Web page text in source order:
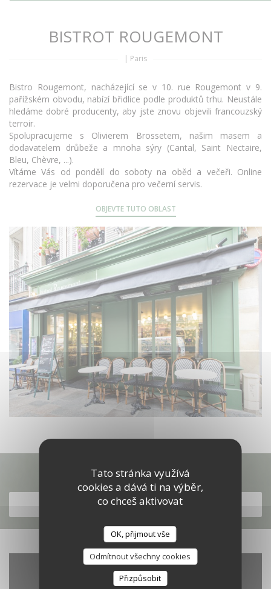
Tato stránka využívá
cookies a dává ti na výběr,
co chceš aktivovat
OK, přijmout vše
Odmítnout všechny cookies
Přizpůsobit
BISTROT ROUGEMONT
| Paris
Bistro Rougemont, nacházející se v 10. rue Rougemont v 9.
pařížském obvodu, nabízí břidlice podle produktů trhu. Neustále
hledáme dobré producenty, aby jste znovu objevili francouzský
terroir.
Spolupracujeme s Olivierem Brossetem, našim masem a
dodavatelem drůbeže a mnoha sýry (Cantal, Saint Nectaire,
Bleu, Chèvre, ...).
Vítáme Vás od pondělí do soboty na oběd a večeři. Online
rezervace je velmi doporučena pro večerní servis.
OBJEVTE TUTO OBLAST
Objevte naše menu
OBJEVTE NAŠE MENU